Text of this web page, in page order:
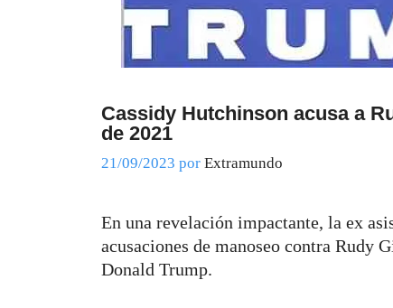
Cassidy Hutchinson acusa a
de 2021
21/09/2023 por Extramundo
En una revelación impactante, la ex
acusaciones de manoseo contra Rudy
Donald Trump.